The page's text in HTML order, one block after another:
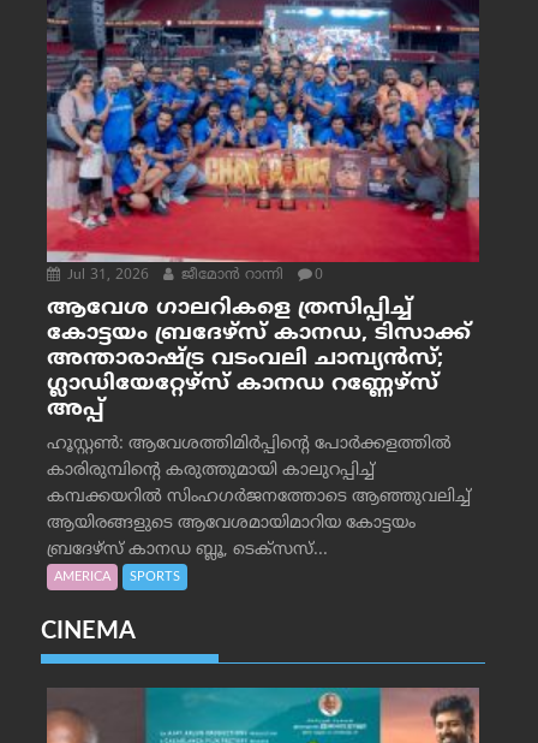
Jul 31, 2026 ജീമോന്‍ റാന്നി 0
ആവേശ ഗാലറികളെ ത്രസിപ്പിച്ച്
കോട്ടയം ബ്രദേഴ്‌സ് കാനഡ, ടിസാക്ക്
അന്താരാഷ്ട്ര വടംവലി ചാമ്പ്യന്‍സ്;
ഗ്ലാഡിയേറ്റേഴ്‌സ് കാനഡ റണ്ണേഴ്‌സ്
അപ്പ്
ഹൂസ്റ്റണ്‍: ആവേശത്തിമിര്‍പ്പിന്റെ പോര്‍ക്കളത്തില്‍
കാരിരുമ്പിന്റെ കരുത്തുമായി കാലുറപ്പിച്ച്
കമ്പക്കയറില്‍ സിംഹഗര്‍ജനത്തോടെ ആഞ്ഞുവലിച്ച്
ആയിരങ്ങളുടെ ആവേശമായിമാറിയ കോട്ടയം
ബ്രദേഴ്‌സ് കാനഡ ബ്ലൂ, ടെക്‌സസ്...
AMERICA SPORTS
CINEMA